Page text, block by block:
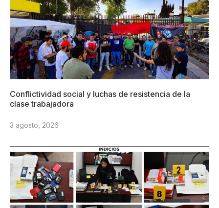
Conflictividad social y luchas de resistencia de la
clase trabajadora
3 agosto, 2026